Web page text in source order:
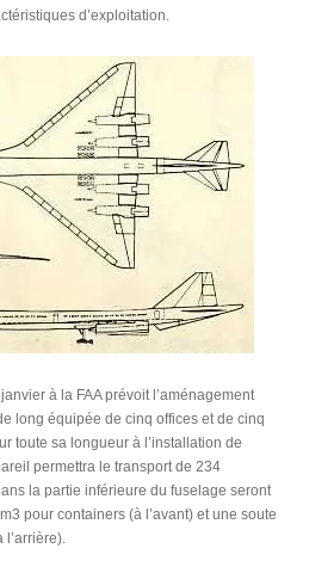
d’exploitation.
à la FAA prévoit l’aménagement
long équipée de cinq offices et de cinq
toute sa longueur à l’installation de
permettra le transport de 234
la partie inférieure du fuselage seront
pour containers (à l’avant) et une soute